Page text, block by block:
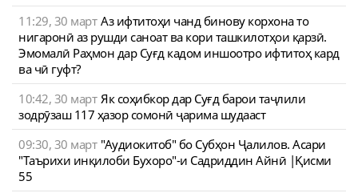
11:29, 30 март Аз ифтитоҳи чанд бинову корхона то
нигаронӣ аз рушди саноат ва кори ташкилотҳои қарзӣ.
Эмомалӣ Раҳмон дар Суғд кадом иншоотро ифтитоҳ кард
ва чӣ гуфт?
10:42, 30 март Як соҳибкор дар Суғд барои таҷлили
зодрӯзаш 117 ҳазор сомонӣ ҷарима шудааст
09:30, 30 март "Аудиокитоб" бо Субҳон Ҷалилов. Асари
"Таърихи инқилоби Бухоро"-и Садриддин Айнӣ |Қисми
55